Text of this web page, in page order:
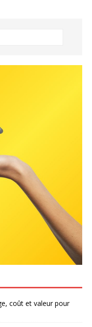
coût et valeur pour